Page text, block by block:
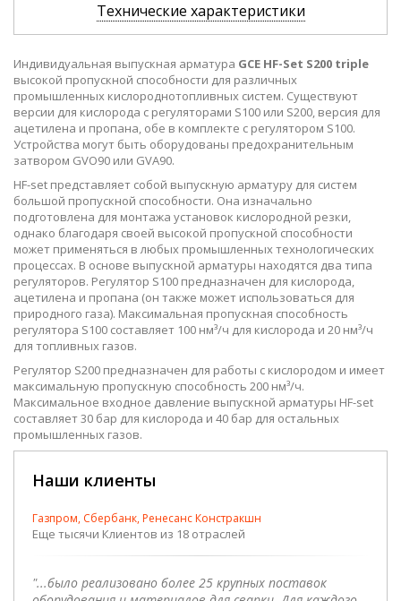
Технические характеристики
Индивидуальная выпускная арматура GCE HF-Set S200 triple
высокой пропускной способности для различных
промышленных кислороднотопливных систем. Существуют
версии для кислорода с регуляторами S100 или S200, версия для
ацетилена и пропана, обе в комплекте с регулятором S100.
Устройства могут быть оборудованы предохранительным
затвором GVO90 или GVA90.
HF-set представляет собой выпускную арматуру для систем
большой пропускной способности. Она изначально
подготовлена для монтажа установок кислородной резки,
однако благодаря своей высокой пропускной способности
может применяться в любых промышленных технологических
процессах. В основе выпускной арматуры находятся два типа
регуляторов. Регулятор S100 предназначен для кислорода,
ацетилена и пропана (он также может использоваться для
природного газа). Максимальная пропускная способность
регулятора S100 составляет 100 нм³/ч для кислорода и 20 нм³/ч
для топливных газов.
Регулятор S200 предназначен для работы с кислородом и имеет
максимальную пропускную способность 200 нм³/ч.
Максимальное входное давление выпускной арматуры HF-set
составляет 30 бар для кислорода и 40 бар для остальных
промышленных газов.
Наши клиенты
Газпром, Сбербанк, Ренесанс Констракшн
Еще тысячи Клиентов из 18 отраслей
"...было реализовано более 25 крупных поставок